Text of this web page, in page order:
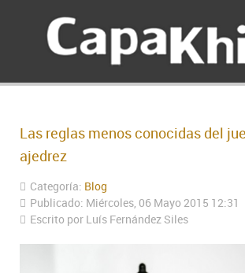
Las reglas menos conocidas del
ajedrez
Categoría: Blog
Publicado: Miércoles, 06 Mayo 2015 12:31
Escrito por Luís Fernández Siles